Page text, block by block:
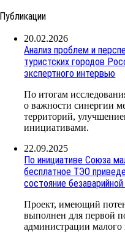
Публикации
20.02.2026
Анализ проблем и
туристских городов
экспертного интервью
По итогам
о важности синергии
территорий,
инициативами.
22.09.2025
По инициативе Союза
бесплатное ТЭО
состояние
Проект, имеющий
выполнен для первой
администрации малого